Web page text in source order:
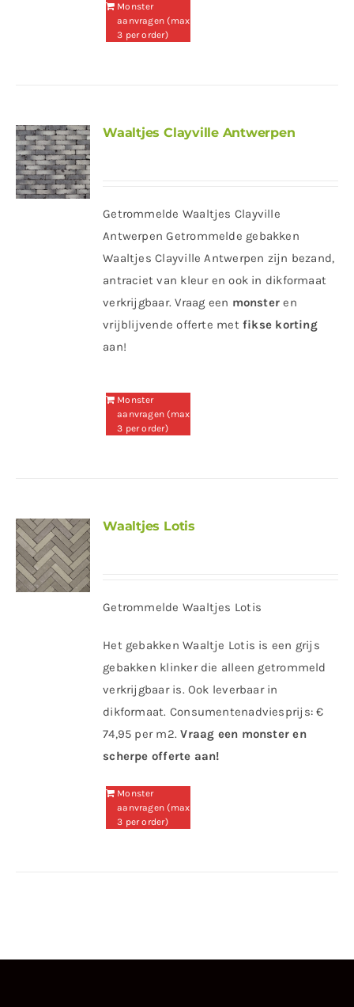
Monster
aanvragen (max
3 per order)
Waaltjes Clayville Antwerpen
Getrommelde Waaltjes Clayville
Antwerpen Getrommelde gebakken
Waaltjes Clayville Antwerpen zijn bezand,
antraciet van kleur en ook in dikformaat
verkrijgbaar. Vraag een monsteren
vrijblijvende offerte met fikse korting
aan!
Monster
aanvragen (max
3 per order)
Waaltjes Lotis
Getrommelde Waaltjes Lotis
Het gebakken Waaltje Lotis is een grijs
gebakken klinker die alleen getrommeld
verkrijgbaar is. Ook leverbaar in
dikformaat. Consumentenadviesprijs: €
74,95 per m2. Vraag een monster en
scherpe offerte aan!
Monster
aanvragen (max
3 per order)